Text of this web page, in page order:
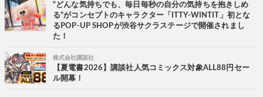
“どんな気持ちでも、毎日毎秒の自分の気持ちを抱きしめ
る”がコンセプトのキャラクター「ITTY-WINTIT」初とな
るPOP-UP SHOPが渋谷サクラステージで開催されまし
た！
株式会社講談社
【夏電書2026】講談社人気コミックス対象ALL88円セー
ル開幕！